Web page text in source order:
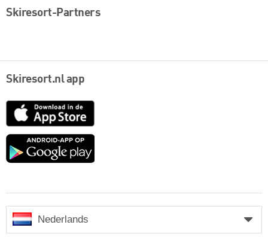
Skiresort-Partners
Skiresort.nl app
App
Google
Nederlands